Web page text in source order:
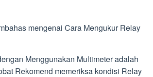
mengenai Cara Mengukur Relay
Menggunakan Multimeter adalah
Rekomend memeriksa kondisi Relay